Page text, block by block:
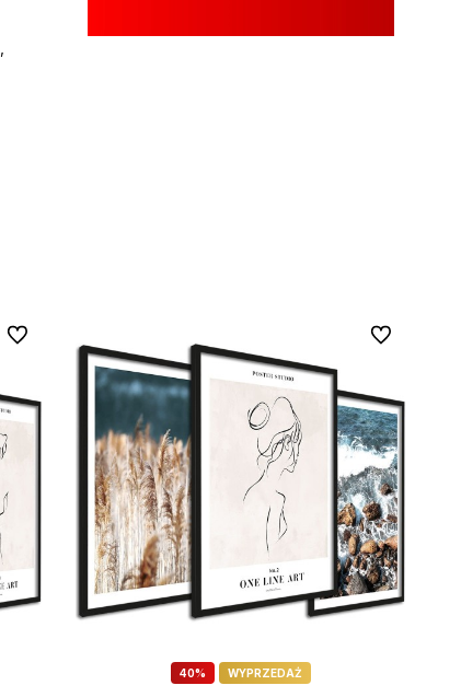
Do ulubionych
40% WYPRZEDAŻ
Do ulubionych